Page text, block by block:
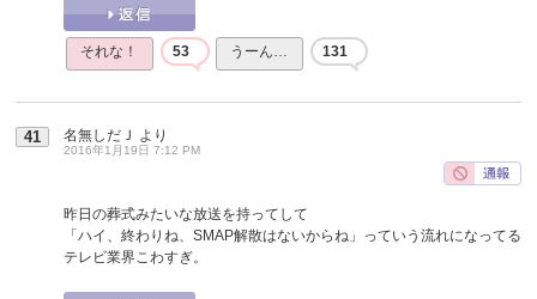
それな！ 53 うーん… 131
41 名無しだＪ より
2016年1月19日 7:12 PM
昨日の葬式みたいな放送を持ってして
「ハイ、終わりね、SMAP解散はないからね」っていう流れになってる
テレビ業界こわすぎ。